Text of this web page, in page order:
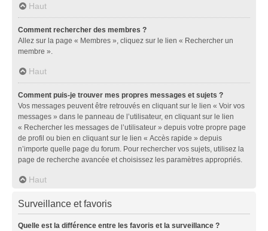
Haut
Comment rechercher des membres ?
Allez sur la page « Membres », cliquez sur le lien « Rechercher un
membre ».
Haut
Comment puis-je trouver mes propres messages et sujets ?
Vos messages peuvent être retrouvés en cliquant sur le lien « Voir vos
messages » dans le panneau de l’utilisateur, en cliquant sur le lien
« Rechercher les messages de l’utilisateur » depuis votre propre page
de profil ou bien en cliquant sur le lien « Accès rapide » depuis
n’importe quelle page du forum. Pour rechercher vos sujets, utilisez la
page de recherche avancée et choisissez les paramètres appropriés.
Haut
Surveillance et favoris
Quelle est la différence entre les favoris et la surveillance ?